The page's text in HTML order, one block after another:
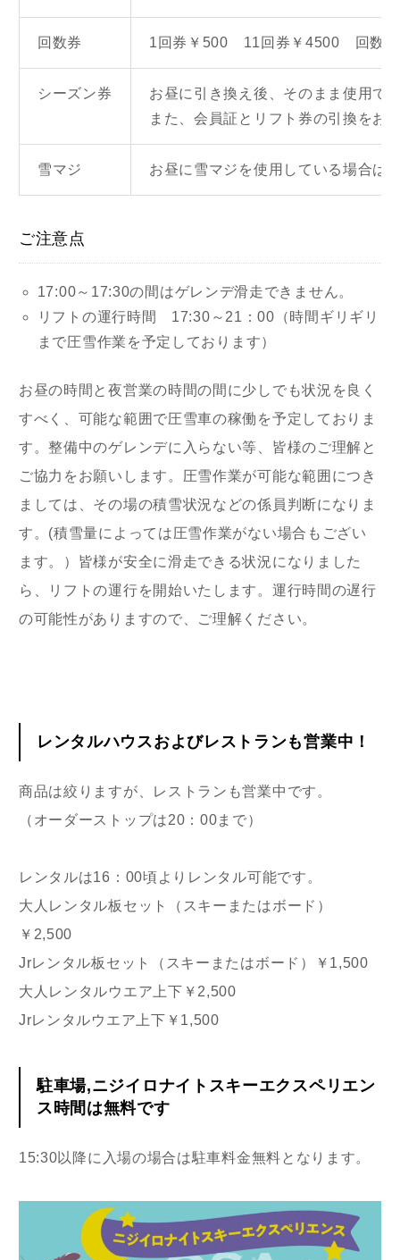
回数券 1回券￥500 11回券￥4500 回数残
シーズン券
お昼に引き換え後、そのまま使用で
また、会員証とリフト券の引換をお
雪マジ お昼に雪マジを使用している場合は
ご注意点
17:00～17:30の間はゲレンデ滑走できません。
リフトの運行時間 17:30～21：00（時間ギリギリ
まで圧雪作業を予定しております）
お昼の時間と夜営業の時間の間に少しでも状況を良く
すべく、可能な範囲で圧雪車の稼働を予定しておりま
す。整備中のゲレンデに入らない等、皆様のご理解と
ご協力をお願いします。圧雪作業が可能な範囲につき
ましては、その場の積雪状況などの係員判断になりま
す。(積雪量によっては圧雪作業がない場合もござい
ます。）皆様が安全に滑走できる状況になりました
ら、リフトの運行を開始いたします。運行時間の遅行
の可能性がありますので、ご理解ください。
レンタルハウスおよびレストランも営業中！
商品は絞りますが、レストランも営業中です。
（オーダーストップは20：00まで）
レンタルは16：00頃よりレンタル可能です。
大人レンタル板セット（スキーまたはボード）
￥2,500
Jrレンタル板セット（スキーまたはボード）￥1,500
大人レンタルウエア上下￥2,500
Jrレンタルウエア上下￥1,500
駐車場,ニジイロナイトスキーエクスペリエン
ス時間は無料です
15:30以降に入場の場合は駐車料金無料となります。